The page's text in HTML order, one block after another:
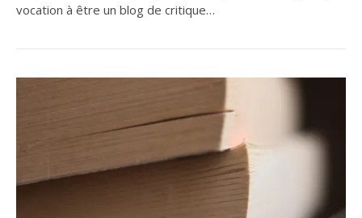
vocation à être un blog de critique…